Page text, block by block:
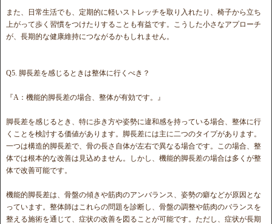
また、日常生活でも、定期的に軽いストレッチを取り入れたり、椅子から立ち
上がって歩く習慣をつけたりすることも有益です。こうした小さなアプローチ
が、長期的な健康維持につながるかもしれません。
Q5. 脚長差を感じるときは整体に行くべき？
『A：機能的脚長差の場合、整体が有効です。』
脚長差を感じるとき、特に歩き方や姿勢に違和感を持っている場合、整体に行
くことを検討する価値があります。脚長差には主に二つのタイプがあります。
一つは構造的脚長差で、骨の長さ自体が左右で異なる場合です。この場合、整
体では根本的な改善は見込めません。しかし、機能的脚長差の場合は多くが整
体で改善可能です。
機能的脚長差は、骨盤の傾きや筋肉のアンバランス、姿勢の癖などが原因とな
っています。整体師はこれらの問題を診断し、骨盤の調整や筋肉のバランスを
整える施術を通じて、症状の改善を図ることが可能です。ただし、症状が長期